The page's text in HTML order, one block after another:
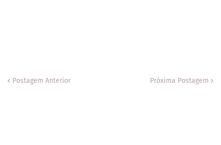
Postagem Anterior Próxima Postagem